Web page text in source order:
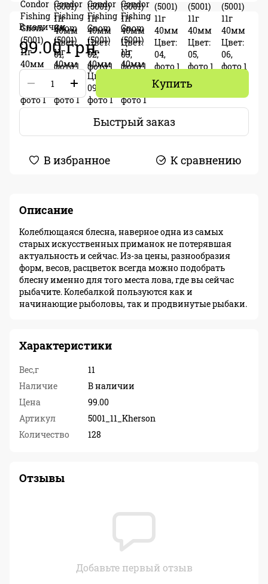
В наличии
99.00 грн.
Купить
Быстрый заказ
В избранное К сравнению
Описание
Колеблющаяся блесна, наверное одна из самых
старых искусственных приманок не потерявшая
актуальность и сейчас. Из-за цены, разнообразия
форм, весов, расцветок всегда можно подобрать
блесну именно для того места лова, где вы сейчас
рыбачите. Колебалкой пользуются как и
начинающие рыболовы, так и продвинутые рыбаки.
Характеристики
Вес,г
11
Наличие
В наличии
Цена
99.00
Артикул
5001_11_Kherson
Количество
128
Отзывы
Добавьте первый отзыв